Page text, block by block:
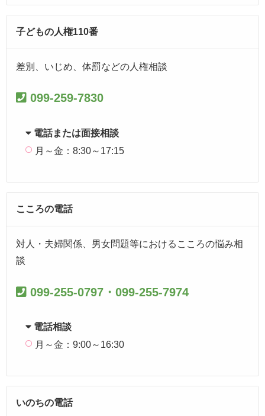
子どもの人権110番
差別、いじめ、体罰などの人権相談
099-259-7830
電話または面接相談
月～金：8:30～17:15
こころの電話
対人・夫婦関係、男女問題等におけるこころの悩み相
談
099-255-0797・099-255-7974
電話相談
月～金：9:00～16:30
いのちの電話